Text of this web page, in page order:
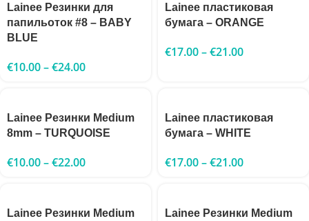
Lainee Резинки для
папильоток #8 – BABY
BLUE
€10.00–€24.00
Lainee пластиковая
бумага – ORANGE
€17.00–€21.00
Lainee Резинки Medium
8mm – TURQUOISE
€10.00–€22.00
Lainee пластиковая
бумага – WHITE
€17.00–€21.00
Lainee Резинки Medium
Lainee Резинки Medium